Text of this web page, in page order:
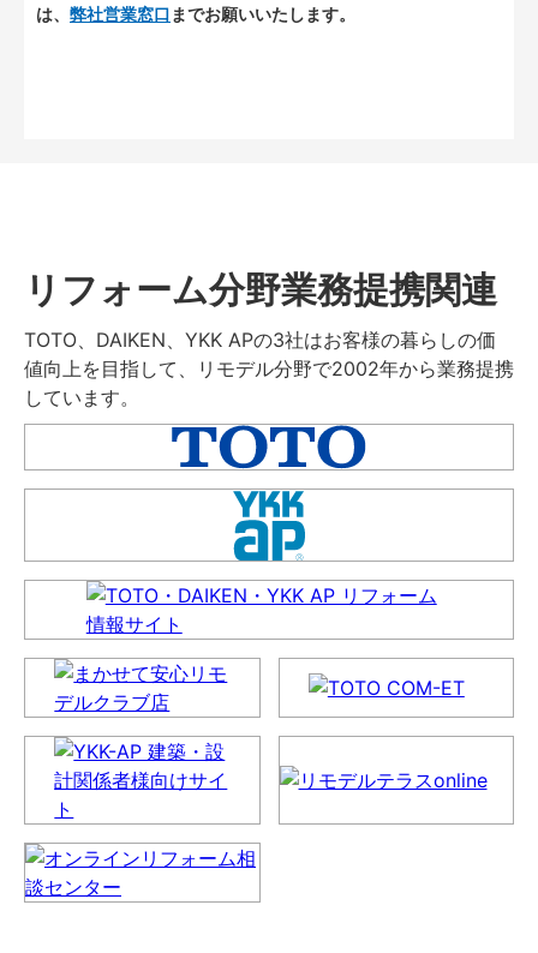
は、 弊社営業窓口 までお願いいたします。
リフォーム分野業務提携関連
TOTO、DAIKEN、YKK APの3社はお客様の暮らしの価
値向上を目指して、リモデル分野で2002年から業務提携
しています。